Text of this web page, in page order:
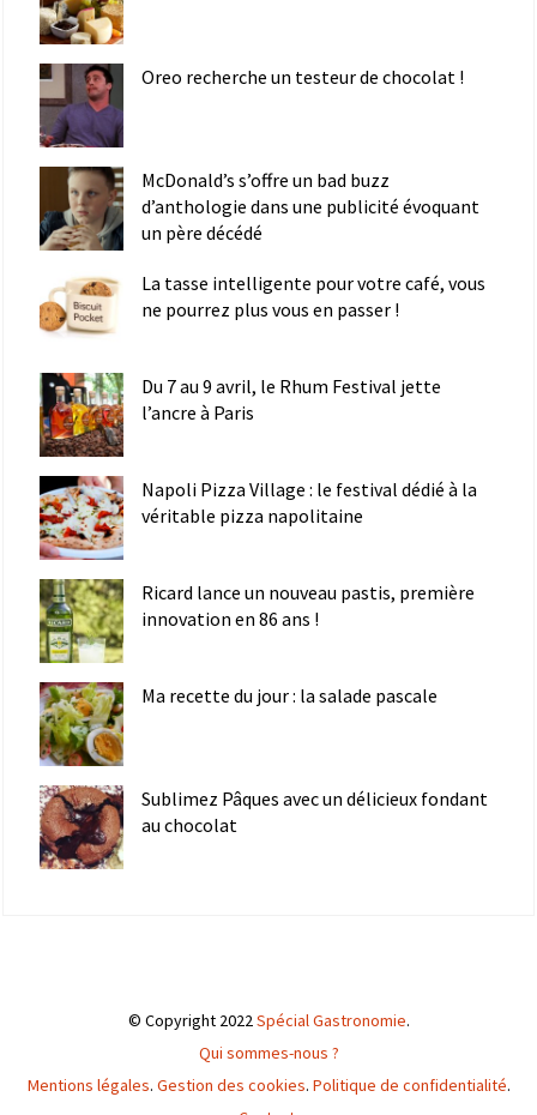
Oreo recherche un testeur de chocolat !
McDonald’s s’offre un bad buzz
d’anthologie dans une publicité évoquant
un père décédé
La tasse intelligente pour votre café, vous
ne pourrez plus vous en passer !
Du 7 au 9 avril, le Rhum Festival jette
l’ancre à Paris
Napoli Pizza Village : le festival dédié à la
véritable pizza napolitaine
Ricard lance un nouveau pastis, première
innovation en 86 ans !
Ma recette du jour : la salade pascale
Sublimez Pâques avec un délicieux fondant
au chocolat
© Copyright 2022Spécial Gastronomie.
Qui sommes-nous ?
Mentions légales. Gestion des cookies. Politique de confidentialité.